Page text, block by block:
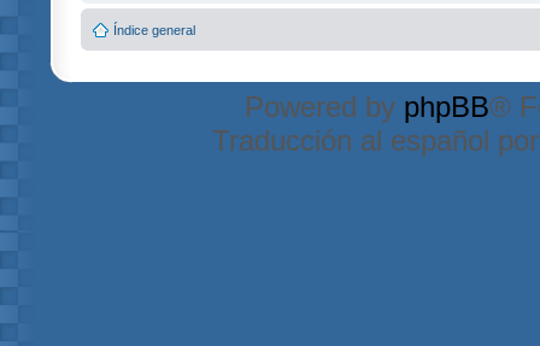
Índice general
Powered by phpBB®
Traducción al español